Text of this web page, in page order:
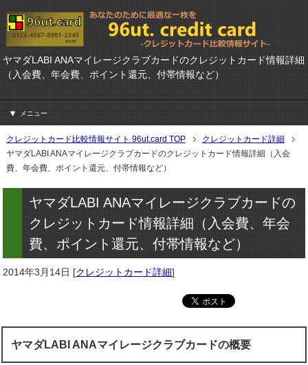
ヤマダLABI ANAマイレージクラブカードのクレジットカード情報詳細
（入会費、年会費、ポイント還元、付帯情報など）
メニュー
クレジットカード比較情報サイト 96ut.card TOP
クレジットカード詳細
ヤマダLABI ANAマイレージクラブカードのクレジットカード情報詳細（入会
費、年会費、ポイント還元、付帯情報など）
ヤマダLABI ANAマイレージクラブカードの
クレジットカード情報詳細（入会費、年会
費、ポイント還元、付帯情報など）
2014年3月14日 [クレジットカード詳細]
ヤマダLABI ANAマイレージクラブカードの概要